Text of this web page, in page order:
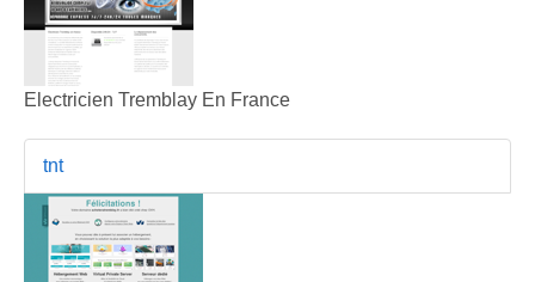
Electricien Tremblay En France
tnt